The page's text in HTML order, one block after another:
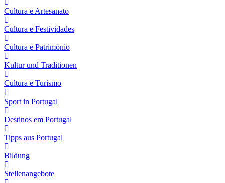
Cultura e Artesanato
Cultura e Festividades
Cultura e Património
Kultur und Traditionen
Cultura e Turismo
Sport in Portugal
Destinos em Portugal
Tipps aus Portugal
Bildung
Stellenangebote